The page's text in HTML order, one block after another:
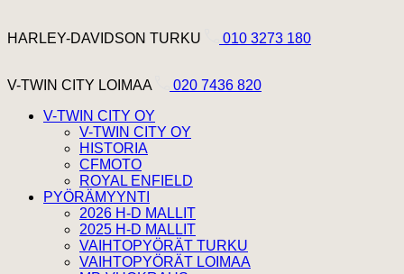
HARLEY-DAVIDSON TURKU
010 3273 180
V-TWIN CITY LOIMAA
020 7436 820
V-TWIN CITY OY
V-TWIN CITY OY
HISTORIA
CFMOTO
ROYAL ENFIELD
PYÖRÄMYYNTI
2026 H-D MALLIT
2025 H-D MALLIT
VAIHTOPYÖRÄT TURKU
VAIHTOPYÖRÄT LOIMAA